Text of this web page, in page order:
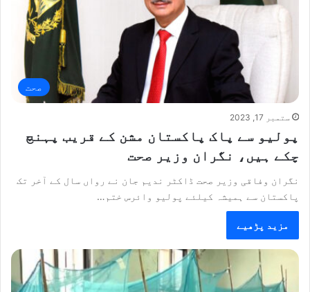
صحت
ستمبر 17, 2023
پولیو سے پاک پاکستان مشن کے قریب پہنچ
چکے ہیں، نگران وزیر صحت
نگران وفاقی وزیر صحت ڈاکٹر ندیم جان نے رواں سال کے آخر تک
پاکستان سے ہمیشہ کیلئے پولیو وائرس ختم…
مزید پڑھیے